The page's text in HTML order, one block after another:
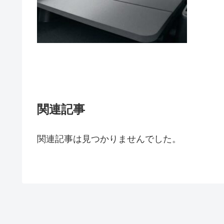
関連記事
関連記事は見つかりませんでした。